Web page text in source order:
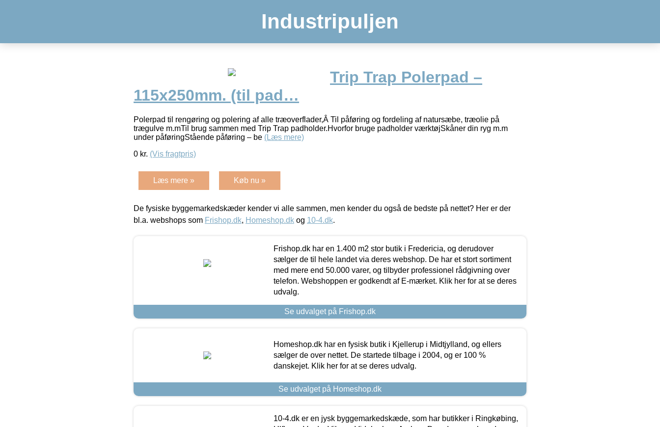
Industripuljen
Trip Trap Polerpad –
115x250mm. (til pad…
Polerpad til rengøring og polering af alle træoverflader,Â Til påføring og fordeling af natursæbe, træolie på
trægulve m.mTil brug sammen med Trip Trap padholder.Hvorfor bruge padholder værktøjSkåner din ryg m.m
under påføringStående påføring – be (Læs mere)
0 kr. (Vis fragtpris)
Læs mere » Køb nu »
De fysiske byggemarkedskæder kender vi alle sammen, men kender du også de bedste på nettet? Her er der
bl.a. webshops som Frishop.dk, Homeshop.dk og 10-4.dk.
Frishop.dk har en 1.400 m2 stor butik i Fredericia, og derudover
sælger de til hele landet via deres webshop. De har et stort sortiment
med mere end 50.000 varer, og tilbyder professionel rådgivning over
telefon. Webshoppen er godkendt af E-mærket. Klik her for at se deres
udvalg.
Se udvalget på Frishop.dk
Homeshop.dk har en fysisk butik i Kjellerup i Midtjylland, og ellers
sælger de over nettet. De startede tilbage i 2004, og er 100 %
danskejet. Klik her for at se deres udvalg.
Se udvalget på Homeshop.dk
10-4.dk er en jysk byggemarkedskæde, som har butikker i Ringkøbing,